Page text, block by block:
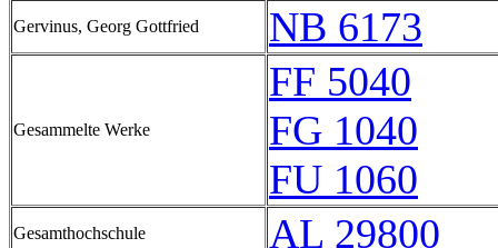
Gervinus, Georg Gottfried NB 6173
Gesammelte Werke
FF 5040
FG 1040
FU 1060
Gesamthochschule AL 29800